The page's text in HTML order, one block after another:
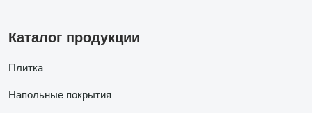
Каталог продукции
Плитка
Напольные покрытия